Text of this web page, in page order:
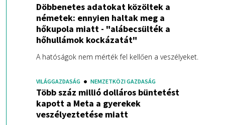
Döbbenetes adatokat közöltek a
németek: ennyien haltak meg a
hőkupola miatt - "alábecsülték a
hőhullámok kockázatát"
A hatóságok nem mérték fel kellően a veszélyeket.
VILÁGGAZDASÁG NEMZETKÖZI GAZDASÁG
Több száz millió dolláros büntetést
kapott a Meta a gyerekek
veszélyeztetése miatt